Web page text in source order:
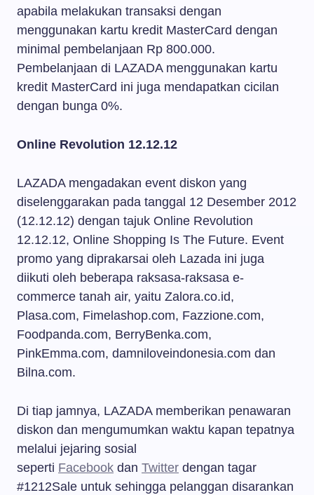
apabila melakukan transaksi dengan
menggunakan kartu kredit MasterCard dengan
minimal pembelanjaan Rp 800.000.
Pembelanjaan di LAZADA menggunakan kartu
kredit MasterCard ini juga mendapatkan cicilan
dengan bunga 0%.
Online Revolution 12.12.12
LAZADA mengadakan event diskon yang
diselenggarakan pada tanggal 12 Desember 2012
(12.12.12) dengan tajuk Online Revolution
12.12.12, Online Shopping Is The Future. Event
promo yang diprakarsai oleh Lazada ini juga
diikuti oleh beberapa raksasa-raksasa e-
commerce tanah air, yaitu Zalora.co.id,
Plasa.com, Fimelashop.com, Fazzione.com,
Foodpanda.com, BerryBenka.com,
PinkEmma.com, damniloveindonesia.com dan
Bilna.com.
Di tiap jamnya, LAZADA memberikan penawaran
diskon dan mengumumkan waktu kapan tepatnya
melalui jejaring sosial
seperti Facebook dan Twitter dengan tagar
#1212Sale untuk sehingga pelanggan disarankan